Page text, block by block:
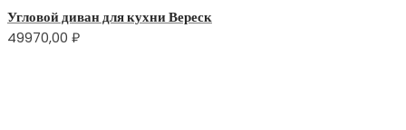
Угловой диван для кухни Вереск
49970,00 ₽